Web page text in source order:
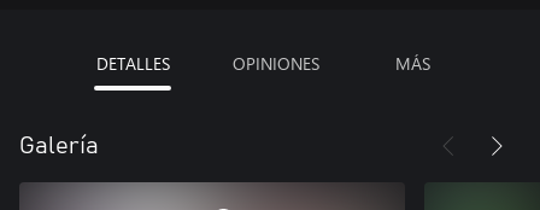
DETALLES OPINIONES MÁS
Galería